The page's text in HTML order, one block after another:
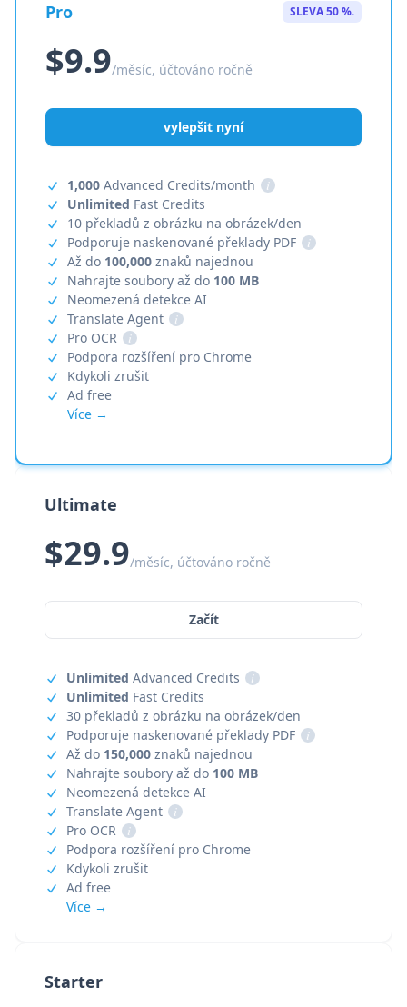
Starter
Pro SLEVA 50 %.
$9.9/měsíc, účtováno ročně
vylepšit nyní
1,000 Advanced Credits/month
i
Unlimited Fast Credits
10 překladů z obrázku na obrázek/den
Podporuje naskenované překlady PDF
i
Až do 100,000 znaků najednou
Nahrajte soubory až do 100 MB
Neomezená detekce AI
Translate Agent
i
Pro OCR
i
Podpora rozšíření pro Chrome
Kdykoli zrušit
Ad free
Více →
Ultimate
$29.9/měsíc, účtováno ročně
Začít
Unlimited Advanced Credits
i
Unlimited Fast Credits
30 překladů z obrázku na obrázek/den
Podporuje naskenované překlady PDF
i
Až do 150,000 znaků najednou
Nahrajte soubory až do 100 MB
Neomezená detekce AI
Translate Agent
i
Pro OCR
i
Podpora rozšíření pro Chrome
Kdykoli zrušit
Ad free
Více →